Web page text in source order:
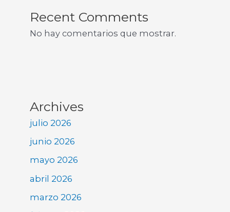
Recent Comments
No hay comentarios que mostrar.
Archives
julio 2026
junio 2026
mayo 2026
abril 2026
marzo 2026